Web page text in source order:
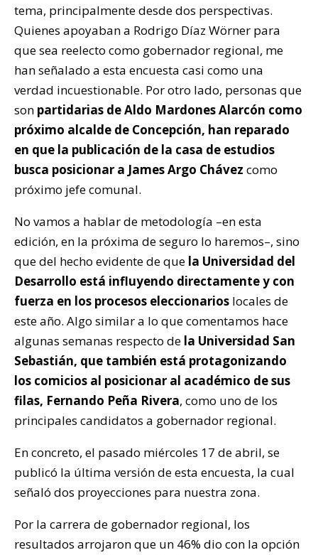
tema, principalmente desde dos perspectivas.
Quienes apoyaban a Rodrigo Díaz Wörner para
que sea reelecto como gobernador regional, me
han señalado a esta encuesta casi como una
verdad incuestionable. Por otro lado, personas que
son partidarias de Aldo Mardones Alarcón como
próximo alcalde de Concepción, han reparado
en que la publicación de la casa de estudios
busca posicionar a James Argo Chávez como
próximo jefe comunal.
No vamos a hablar de metodología –en esta
edición, en la próxima de seguro lo haremos–, sino
que del hecho evidente de que la Universidad del
Desarrollo está influyendo directamente y con
fuerza en los procesos eleccionarios locales de
este año. Algo similar a lo que comentamos hace
algunas semanas respecto de la Universidad San
Sebastián, que también está protagonizando
los comicios al posicionar al académico de sus
filas, Fernando Peña Rivera, como uno de los
principales candidatos a gobernador regional.
En concreto, el pasado miércoles 17 de abril, se
publicó la última versión de esta encuesta, la cual
señaló dos proyecciones para nuestra zona.
Por la carrera de gobernador regional, los
resultados arrojaron que un 46% dio con la opción